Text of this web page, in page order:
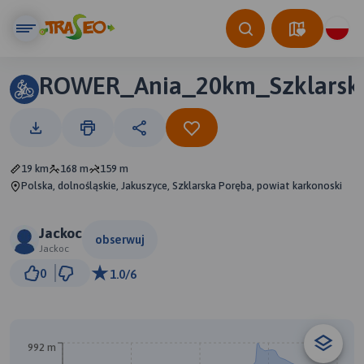
19 km 168 m
159 m
Polska, dolnośląskie, Jakuszyce, Szklarska Poręba, powiat karkonoski
Jackoc
Jackoc
obserwuj
0 1.0/6
992 m